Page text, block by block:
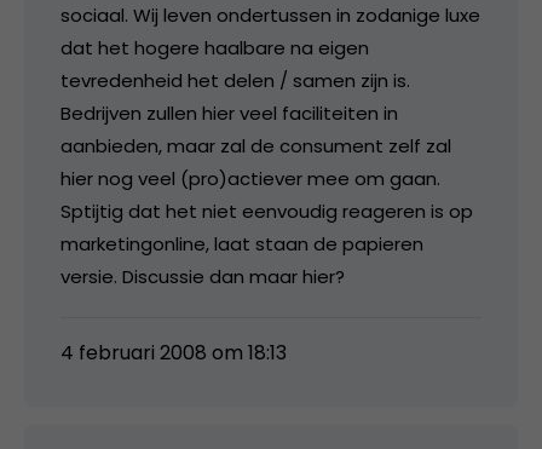
sociaal. Wij leven ondertussen in zodanige luxe
dat het hogere haalbare na eigen
tevredenheid het delen / samen zijn is.
Bedrijven zullen hier veel faciliteiten in
aanbieden, maar zal de consument zelf zal
hier nog veel (pro)actiever mee om gaan.
Sptijtig dat het niet eenvoudig reageren is op
marketingonline, laat staan de papieren
versie. Discussie dan maar hier?
4 februari 2008 om 18:13